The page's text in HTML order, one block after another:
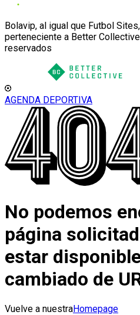
Bolavip, al igual que Futbol
perteneciente a Better
reservados
AGENDA DEPORTIVA
No podemos
página
estar
cambiado de
Vuelve a nuestraHomepage